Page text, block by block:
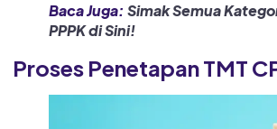
Baca Juga: Simak Semua
PPPK di Sini!
Proses Penetapan TMT